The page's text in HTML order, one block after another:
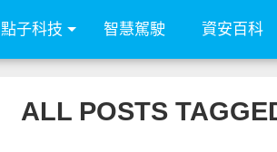
點子科技 智慧駕駛 資安百科
ALL POSTS